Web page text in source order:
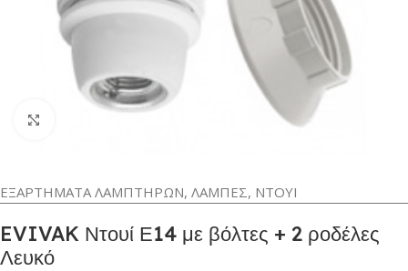
ΕΞΑΡΤΗΜΑΤΑ ΛΑΜΠΤΗΡΩΝ, ΛΑΜΠΕΣ, ΝΤΟΥΙ
EVIVAK Ντουί Ε14 με βόλτες + 2 ροδέλες
Λευκό